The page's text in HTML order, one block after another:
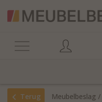
Terug Meubelbeslag /